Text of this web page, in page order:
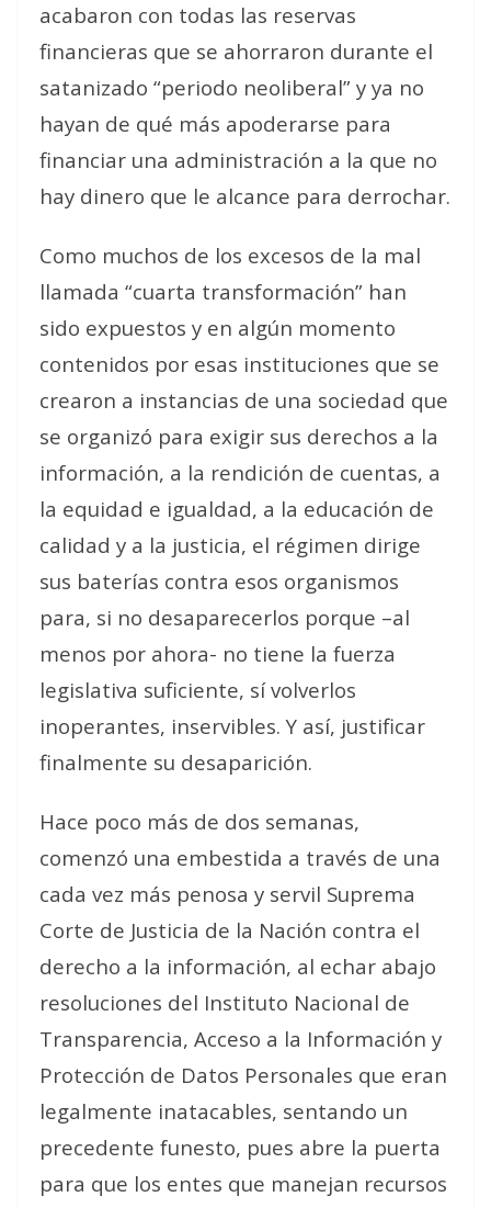
acabaron con todas las reservas
financieras que se ahorraron durante el
satanizado “periodo neoliberal” y ya no
hayan de qué más apoderarse para
financiar una administración a la que no
hay dinero que le alcance para derrochar.
Como muchos de los excesos de la mal
llamada “cuarta transformación” han
sido expuestos y en algún momento
contenidos por esas instituciones que se
crearon a instancias de una sociedad que
se organizó para exigir sus derechos a la
información, a la rendición de cuentas, a
la equidad e igualdad, a la educación de
calidad y a la justicia, el régimen dirige
sus baterías contra esos organismos
para, si no desaparecerlos porque –al
menos por ahora- no tiene la fuerza
legislativa suficiente, sí volverlos
inoperantes, inservibles. Y así, justificar
finalmente su desaparición.
Hace poco más de dos semanas,
comenzó una embestida a través de una
cada vez más penosa y servil Suprema
Corte de Justicia de la Nación contra el
derecho a la información, al echar abajo
resoluciones del Instituto Nacional de
Transparencia, Acceso a la Información y
Protección de Datos Personales que eran
legalmente inatacables, sentando un
precedente funesto, pues abre la puerta
para que los entes que manejan recursos